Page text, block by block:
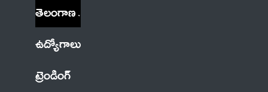
తెలంగాణ
ఉద్యోగాలు
ట్రెండింగ్